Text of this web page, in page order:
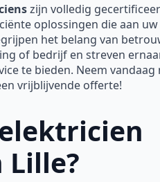
zijn volledig
oplossingen die aan uw
het belang van
of bedrijf en streven
te bieden. Neem vandaag
vrijblijvende offerte!
Lille?